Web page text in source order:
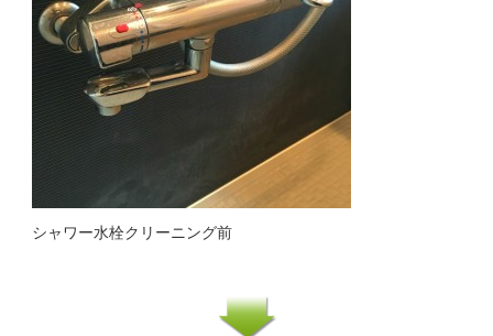
シャワー水栓クリーニング前